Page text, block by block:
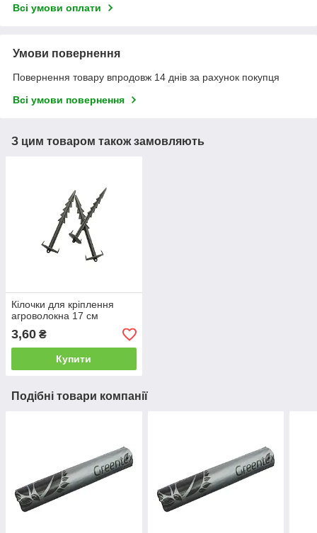
Всі умови оплати
Умови повернення
Повернення товару впродовж 14 днів за рахунок покупця
Всі умови повернення
З цим товаром також замовляють
Кілочки для кріплення
агроволокна 17 см
3,60 ₴
Купити
Подібні товари компанії